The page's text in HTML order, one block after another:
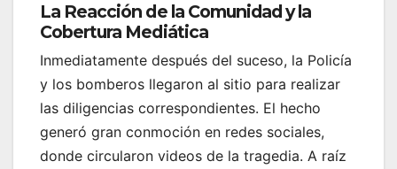
La Reacción de la Comunidad y la
Cobertura Mediática
Inmediatamente después del suceso, la Policía
y los bomberos llegaron al sitio para realizar
las diligencias correspondientes. El hecho
generó gran conmoción en redes sociales,
donde circularon videos de la tragedia. A raíz